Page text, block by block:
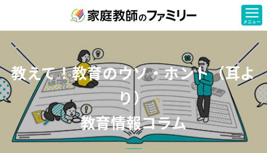
教えて！教育のウソ・ホント（耳よ
り）
教育情報コラム